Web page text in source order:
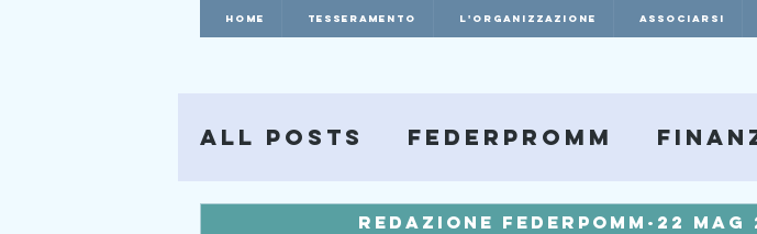
HOME Tesseramento L'ORGANIZZAZIONE ASSOCIARSI
All Posts Federpromm
Redazione Federpomm 22 mag